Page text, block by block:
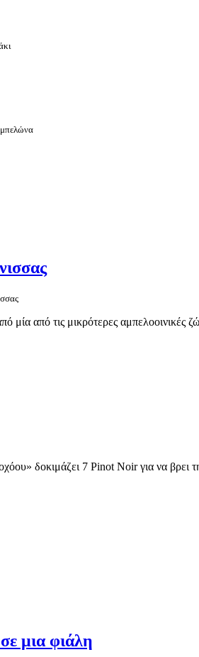
από τις μικρότερες αμπελοοινικές
δοκιμάζει 7 Pinot Noir για να βρει
μια φιάλη